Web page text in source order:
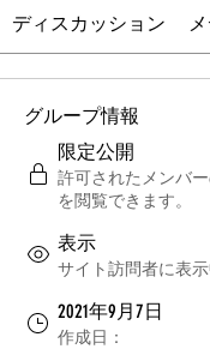
ディスカッション
グループ情報
限定公開
許可されたメンバ
を閲覧できます。
表示
サイト訪問者に表示
2021年9月7日
作成日：